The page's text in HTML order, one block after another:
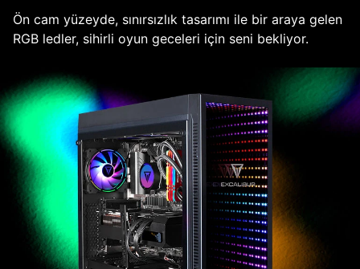
Ön cam yüzeyde, sınırsızlık tasarımı ile bir araya gelen
RGB ledler, sihirli oyun geceleri için seni bekliyor.